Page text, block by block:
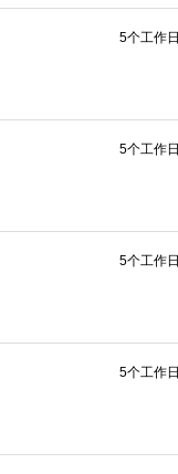
5个工作日
5个工作日
5个工作日
5个工作日